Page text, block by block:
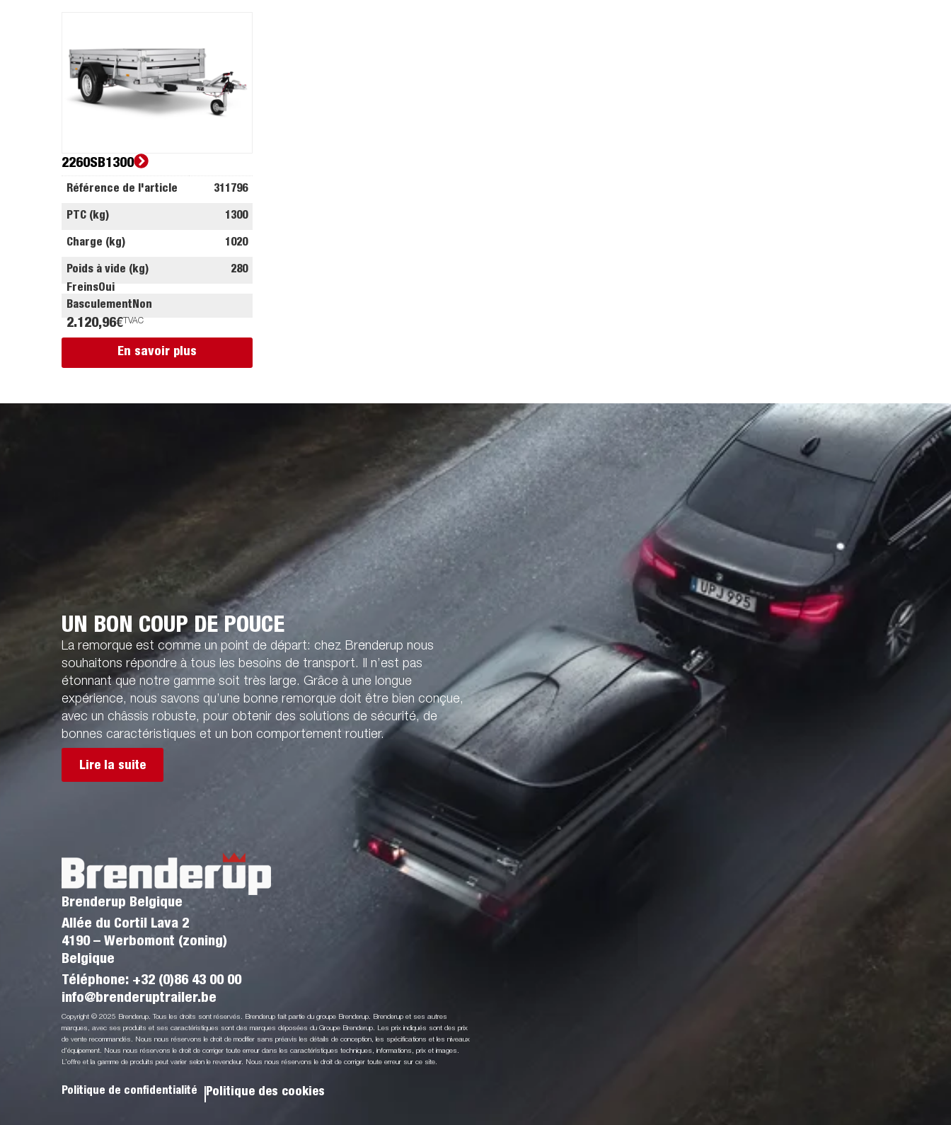
2260SB1300
Référence de l'article 311796
PTC (kg) 1300
Charge (kg) 1020
Poids à vide (kg)
280
FreinsOui
BasculementNon
2.120,96€ TVAC
En savoir plus
UN BON COUP DE POUCE
La remorque est comme un point de départ: chez Brenderup nous
souhaitons répondre à tous les besoins de transport. Il n’est pas
étonnant que notre gamme soit très large. Grâce à une longue
expérience, nous savons qu’une bonne remorque doit être bien conçue,
avec un châssis robuste, pour obtenir des solutions de sécurité, de
bonnes caractéristiques et un bon comportement routier.
Lire la suite
Brenderup Belgique
Allée du Cortil Lava 2
4190 – Werbomont (zoning)
Belgique
Téléphone: +32 (0)86 43 00 00
info@brenderuptrailer.be
Copyright © 2025 Brenderup. Tous les droits sont réservés. Brenderup fait partie du groupe Brenderup. Brenderup et ses autres
marques, avec ses produits et ses caractéristiques sont des marques déposées du Groupe Brenderup. Les prix indiqués sont des prix
de vente recommandés. Nous nous réservons le droit de modifier sans préavis les détails de conception, les spécifications et les niveaux
d’équipement. Nous nous réservons le droit de corriger toute erreur dans les caractéristiques techniques, informations, prix et images.
L’offre et la gamme de produits peut varier selon le revendeur. Nous nous réservons le droit de corriger toute erreur sur ce site.
Politique de confidentialité Politique des cookies